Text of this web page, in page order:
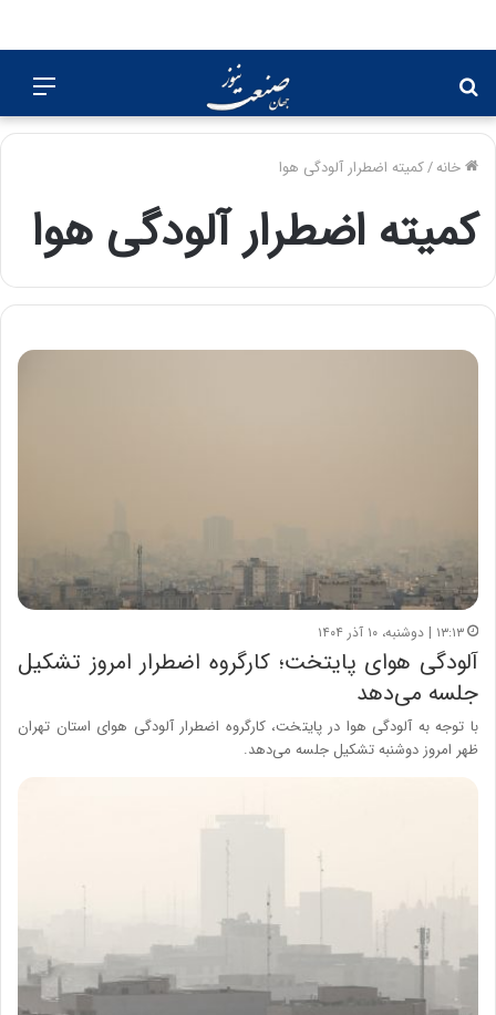
برای
خانه/کمیته اضطرار آلودگی هوا
کمیته اضطرار آلودگی هوا
۱۳:۱۳ | دوشنبه، ۱۰ آذر ۱۴۰۴
آلودگی هوای پایتخت؛ کارگروه اضطرار امروز تشکیل
جلسه می‌دهد
با توجه به آلودگی هوا در پایتخت، کارگروه اضطرار آلودگی هوای استان تهران
ظهر امروز دوشنبه تشکیل جلسه می‌دهد.